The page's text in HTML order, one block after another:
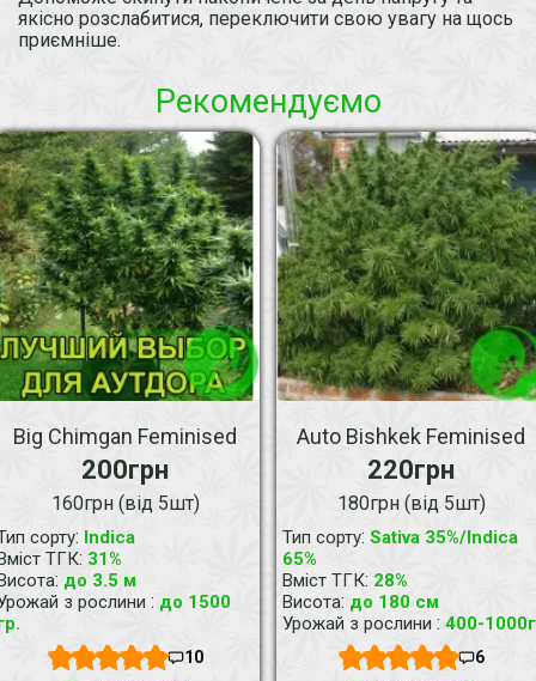
якісно розслабитися, переключити свою увагу на щось
приємніше.
Рекомендуємо
Big Chimgan Feminised
200грн
160грн (від 5шт)
сорту: Indica
ТГК: 31%
: до 3.5 м
з рослини : до 1500
10
Auto Bishkek Feminised
220грн
180грн (від 5шт)
Тип сорту: Sativa 35%/Indica
65%
Вміст ТГК: 28%
Висота: до 180 см
Урожай з рослини : 400-1000г
6